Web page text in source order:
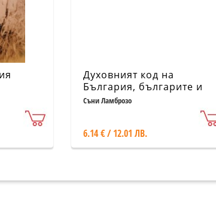
Духовният код на
България, българите и
българската азбука
Съни Ламброзо
6.14 € / 12.01 ЛВ.